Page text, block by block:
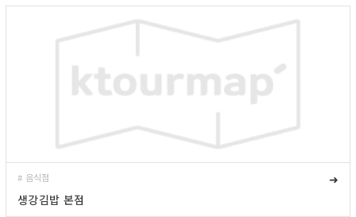
# 음식점
➜
생강김밥 본점